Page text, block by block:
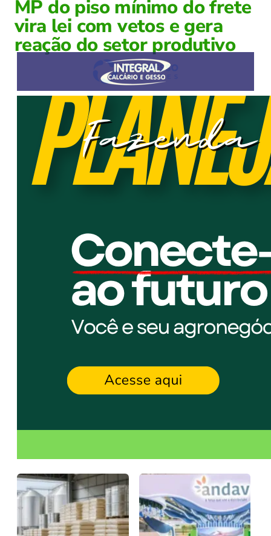
MP do piso mínimo do frete
vira lei com vetos e gera
reação do setor produtivo